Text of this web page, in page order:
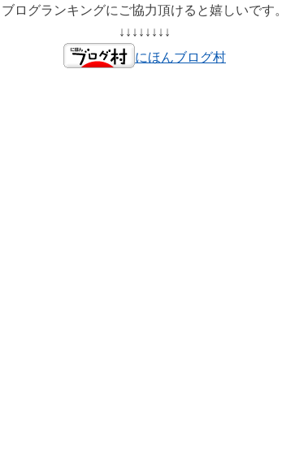
ブログランキングにご協力頂けると嬉しいです。
↓↓↓↓↓↓↓↓
にほんブログ村